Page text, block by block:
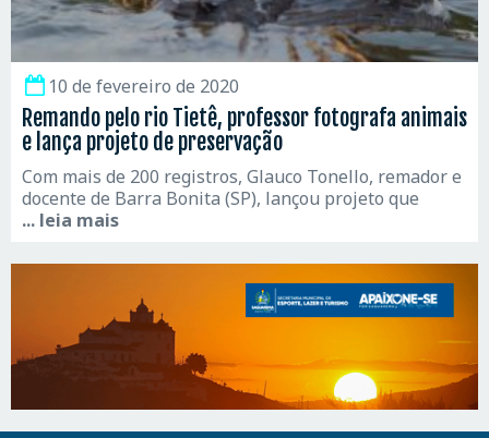
10 de fevereiro de 2020
Remando pelo rio Tietê, professor fotografa animais
e lança projeto de preservação
Com mais de 200 registros, Glauco Tonello, remador e
docente de Barra Bonita (SP), lançou projeto que
... leia mais